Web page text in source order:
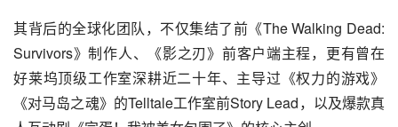
其背后的全球化团队，不仅集结了前《The Walking Dead:
Survivors》制作人、《影之刃》前客户端主程，更有曾在
好莱坞顶级工作室深耕近二十年、主导过《权力的游戏》
《对马岛之魂》的Telltale工作室前Story Lead，以及爆款真